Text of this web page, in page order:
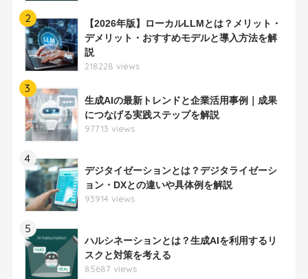
2
【2026年版】ローカルLLMとは？メリット・
デメリット・おすすめモデルと導入方法を解
説
218228 views
3
生成AIの最新トレンドと企業活用事例｜成果
につなげる実践ステップを解説
97713 views
4
デジタイゼーションとは？デジタライゼーシ
ョン・DXとの違いや具体例を解説
93914 views
5
ハルシネーションとは？生成AIを利用するリ
スクと対策を考える
85687 views